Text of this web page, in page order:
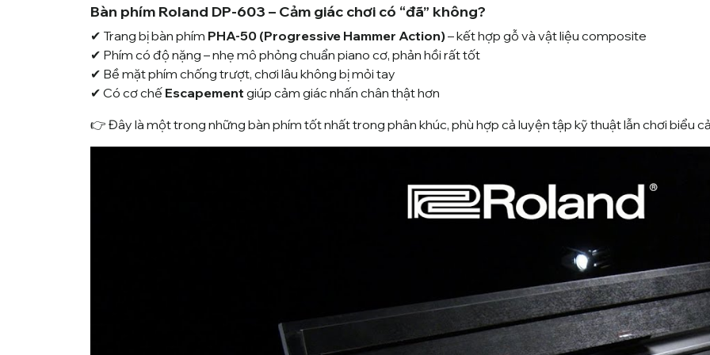
Bàn phím Roland DP-603 – Cảm giác chơi có “đã” không?
✔ Trang bị bàn phím PHA-50 (Progressive Hammer Action)– kết hợp gỗ và vật liệu composite
✔ Phím có độ nặng – nhẹ mô phỏng chuẩn piano cơ, phản hồi rất tốt
✔ Bề mặt phím chống trượt, chơi lâu không bị mỏi tay
✔ Có cơ chế Escapement giúp cảm giác nhấn chân thật hơn
👉 Đây là một trong những bàn phím tốt nhất trong phân khúc, phù hợp cả luyện tập kỹ thuật lẫn chơi biểu